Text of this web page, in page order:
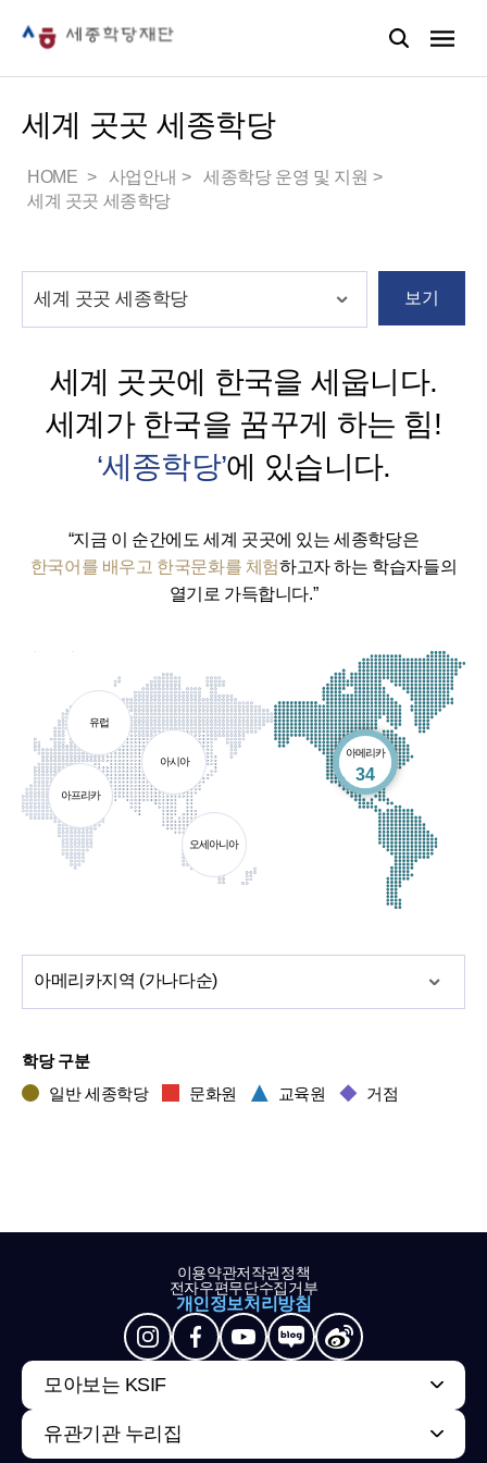
세계 곳곳 세종학당
HOME 사업안내
세종학당 운영 및 지원
세계 곳곳 세종학당
보기
세계 곳곳에 한국을 세웁니다.
세계가 한국을 꿈꾸게 하는 힘!
‘세종학당’에 있습니다.
“지금 이 순간에도 세계 곳곳에 있는 세종학당은
한국어를 배우고 한국문화를 체험하고자 하는 학습자들의
열기로 가득합니다.”
아메리카
34
개소
유럽
아프리카
아시아
오세아니아
아메리카지역 (가나다순)
학당 구분
일반 세종학당
문화원 교육원 거점
이용약관저작권정책
전자우편무단수집거부
개인정보처리방침
모아보는 KSIF
유관기관 누리집